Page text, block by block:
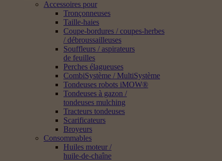
Accessoires pour
Tronçonneuses
Taille-haies
Coupe-bordures / coupes-herbes
/ débroussailleuses
Souffleurs / aspirateurs
de feuilles
Perches élagueuses
CombiSystème / MultiSystème
Tondeuses robots iMOW®
Tondeuses à gazon /
tondeuses mulching
Tracteurs tondeuses
Scarificateurs
Broyeurs
Consommables
Huiles moteur /
huile-de-chaîne